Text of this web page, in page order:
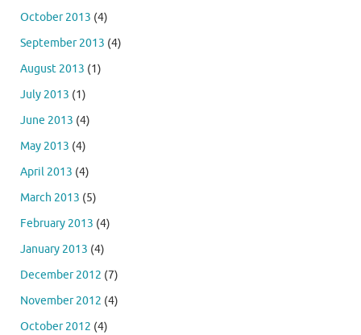
October 2013 (4)
September 2013 (4)
August 2013 (1)
July 2013 (1)
June 2013 (4)
May 2013 (4)
April 2013 (4)
March 2013 (5)
February 2013 (4)
January 2013 (4)
December 2012 (7)
November 2012 (4)
October 2012 (4)